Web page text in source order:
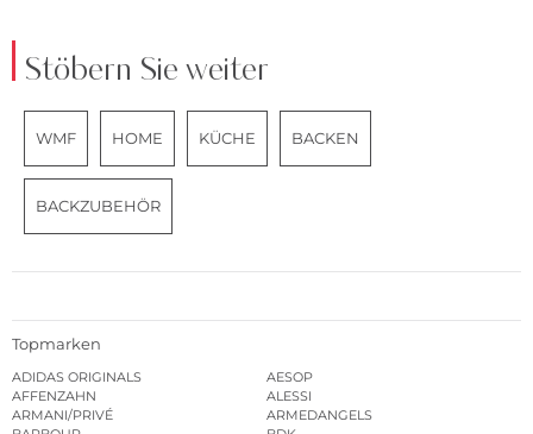
Stöbern Sie weiter
WMF HOME KÜCHE BACKEN
BACKZUBEHÖR
Topmarken
ADIDAS ORIGINALS
AESOP
AFFENZAHN
ALESSI
ARMANI/PRIVÉ
ARMEDANGELS